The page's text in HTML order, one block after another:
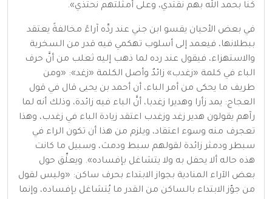
كُنَّا بحمد الله بهم نقتدي، وعلى أمثلتهم نحتذي».
في بعض الأحيان يقسو ابن جني عند ردِّه آراءً مخالفةً يعتقد
ببطلانها، فيعمد إلى أسلوب تهكمي فيه قدر من السخرية
والاستهزاء، فيقول عند رده لما ذهب إليه ثعلب من أنَّ حرف
الباء في كلمة «زغدب» زائدٌ وأصل الكلمة «زغد»: «ومن
طريف ما يحكى من أمر الباء، أن أحمد بن يحيى قال في قول
العجاج: يمد زأرا وهديرا زغدبا، أنَّ الباء فيه زائدة، وذلك أنه لما
رآهم يقولون هدير زغد وزغدب اعتقد زيادة الباء في زغدب، وهذا
تعجرف منه وسوء اعتقاد، ويلزم من هذا أن تكون الراء في
سبطر ودمثر زائدة لقولهم سبط ودمث، وسبيل ما كانت
هذه حاله ألا يحفل به ولا يتشاغل بإفساده». ويعلِّق حول
بعض الآراء المنادية بجواز الابتداء بحرف ساكن: «وليس لقول
من جوّز الابتداء بالساكن من القدر ما يُتشاغل بإفساده، وإنما